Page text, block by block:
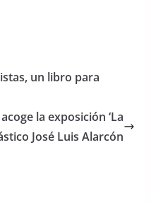
un libro para
la exposición ‘La
José Luis Alarcón